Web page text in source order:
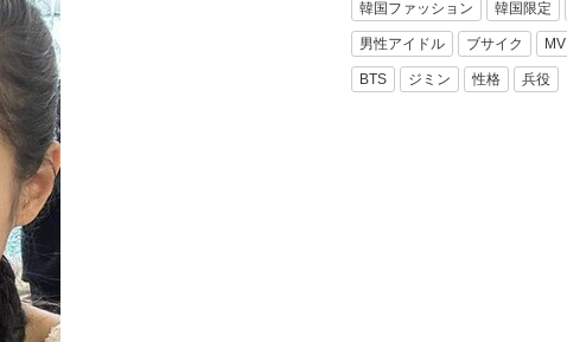
韓国ファッション 韓国限定
男性アイドル ブサイク MV
BTS ジミン 性格 兵役